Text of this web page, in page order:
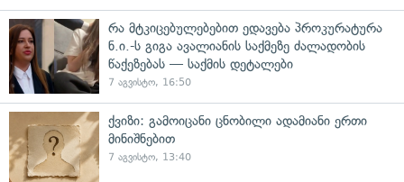
რა მტკიცებულებებით ედავება პროკურატურა
ნ.ი.-ს გიგა ავალიანის საქმეზე ძალადობის
წაქეზებას — საქმის დეტალები
7 აგვისტო, 16:50
ქვიზი: გამოიცანი ცნობილი ადამიანი ერთი
მინიშნებით
7 აგვისტო, 13:40